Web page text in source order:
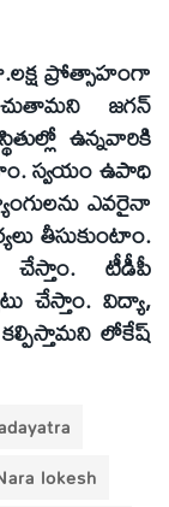
ప్రోత్సాహంగా
జగన్
ఉన్నవారికి
స్వయం ఉపాధి
ఎవరైనా
తీసుకుంటాం.
చేస్తాం. టీడీపీ
చేస్తాం. విద్యా,
లోకేష్
lokesh